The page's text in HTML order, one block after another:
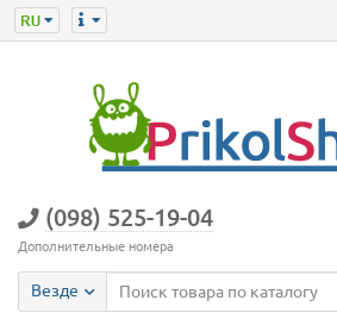
(098) 525-19-04
Дополнительные номера
Везде